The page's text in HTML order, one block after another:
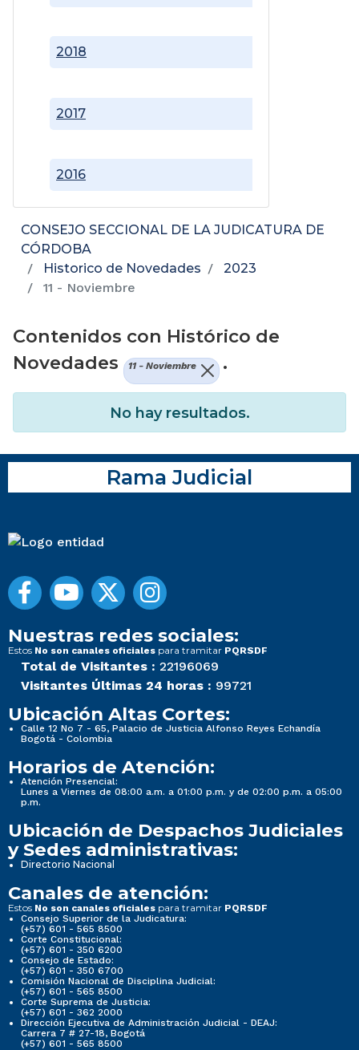
2016
2017
2018
CONSEJO SECCIONAL DE LA JUDICATURA DE
CÓRDOBA
Historico de Novedades
2023
11 - Noviembre
Contenidos con Histórico de
Novedades
11 - Noviembre .
No hay resultados.
Rama Judicial
Nuestras redes sociales:
Estos No son canales oficiales para tramitar PQRSDF
Total de Visitantes : 22196069
Visitantes Últimas 24 horas : 99721
Ubicación Altas Cortes:
Calle 12 No 7 - 65, Palacio de Justicia Alfonso Reyes Echandía
Bogotá - Colombia
Horarios de Atención:
Atención Presencial:
Lunes a Viernes de 08:00 a.m. a 01:00 p.m. y de 02:00 p.m. a 05:00
p.m.
Ubicación de Despachos Judiciales
y Sedes administrativas:
Directorio Nacional
Canales de atención:
Estos No son canales oficiales para tramitar PQRSDF
Consejo Superior de la Judicatura:
(+57) 601 - 565 8500
Corte Constitucional:
(+57) 601 - 350 6200
Consejo de Estado:
(+57) 601 - 350 6700
Comisión Nacional de Disciplina Judicial:
(+57) 601 - 565 8500
Corte Suprema de Justicia:
(+57) 601 - 362 2000
Dirección Ejecutiva de Administración Judicial - DEAJ:
Carrera 7 # 27-18, Bogotá
(+57) 601 - 565 8500